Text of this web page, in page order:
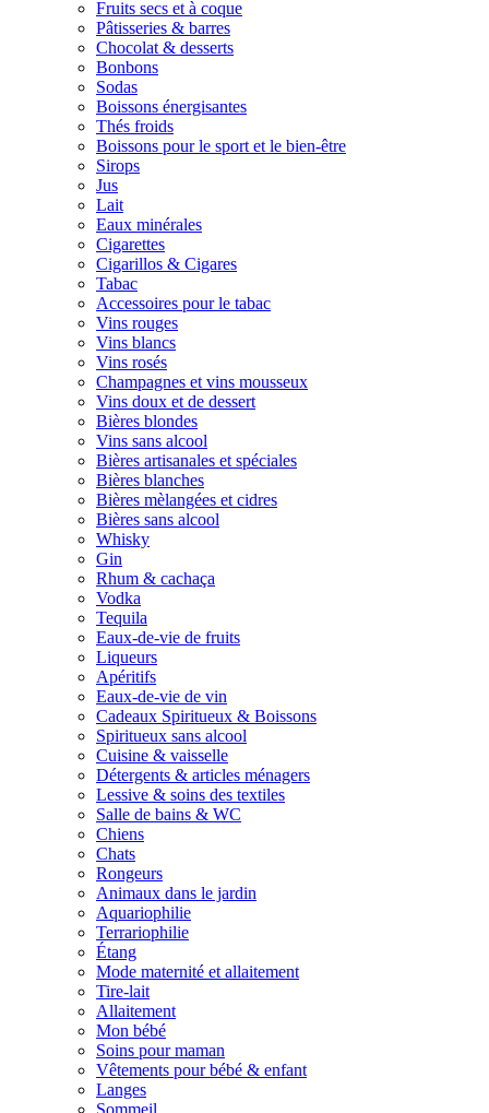
Fruits secs et à coque
Pâtisseries & barres
Chocolat & desserts
Bonbons
Sodas
Boissons énergisantes
Thés froids
Boissons pour le sport et le bien-être
Sirops
Jus
Lait
Eaux minérales
Cigarettes
Cigarillos & Cigares
Tabac
Accessoires pour le tabac
Vins rouges
Vins blancs
Vins rosés
Champagnes et vins mousseux
Vins doux et de dessert
Bières blondes
Vins sans alcool
Bières artisanales et spéciales
Bières blanches
Bières mèlangées et cidres
Bières sans alcool
Whisky
Gin
Rhum & cachaça
Vodka
Tequila
Eaux-de-vie de fruits
Liqueurs
Apéritifs
Eaux-de-vie de vin
Cadeaux Spiritueux & Boissons
Spiritueux sans alcool
Cuisine & vaisselle
Détergents & articles ménagers
Lessive & soins des textiles
Salle de bains & WC
Chiens
Chats
Rongeurs
Animaux dans le jardin
Aquariophilie
Terrariophilie
Étang
Mode maternité et allaitement
Tire-lait
Allaitement
Mon bébé
Soins pour maman
Vêtements pour bébé & enfant
Langes
Sommeil